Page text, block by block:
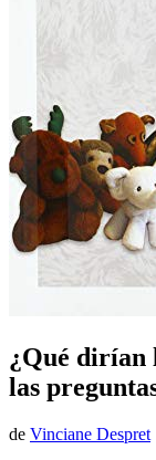
¿Qué dirían
las
de Vinciane Despret